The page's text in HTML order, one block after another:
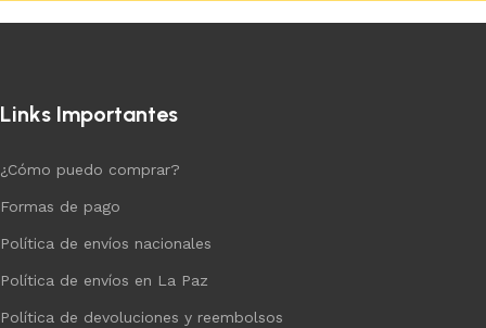
Links Importantes
¿Cómo puedo comprar?
Formas de pago
Política de envíos nacionales
Política de envíos en La Paz
Política de devoluciones y reembolsos